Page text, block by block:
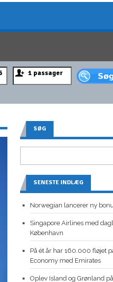
SØG
SENESTE INDLÆG
Norwegian lancerer ny
Singapore Airlines med
København
På ét år har 160.000 fløjet
Economy med Emirates
Oplev Island og Grønland